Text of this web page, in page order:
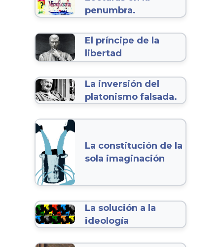
penumbra.
El príncipe de la
libertad
La inversión del
platonismo falsada.
La constitución de la
sola imaginación
La solución a la
ideología